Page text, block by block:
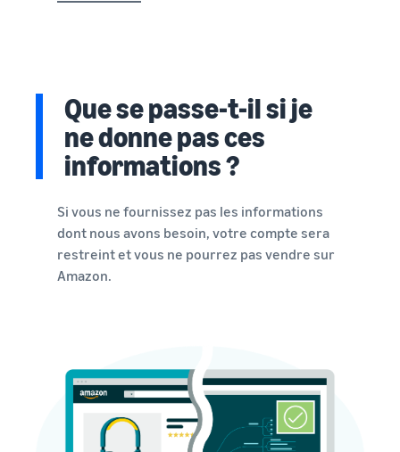
Que se passe-t-il si je
ne donne pas ces
informations ?
Si vous ne fournissez pas les informations
dont nous avons besoin, votre compte sera
restreint et vous ne pourrez pas vendre sur
Amazon.